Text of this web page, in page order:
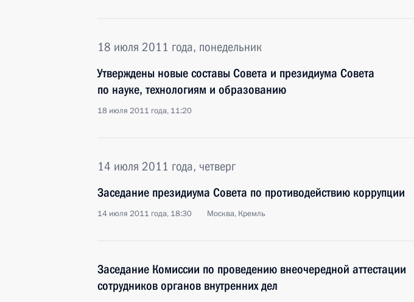
18 июля 2011 года, понедельник
Утверждены новые составы Совета и президиума Совета
по науке, технологиям и образованию
18 июля 2011 года, 11:20
14 июля 2011 года, четверг
Заседание президиума Совета по противодействию коррупции
14 июля 2011 года, 18:30 Москва, Кремль
Заседание Комиссии по проведению внеочередной аттестации
сотрудников органов внутренних дел